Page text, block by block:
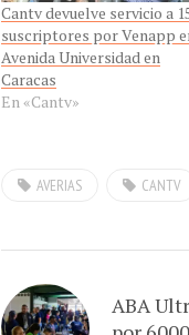
Cantv devuelve servicio a
suscriptores por Venapp
Avenida Universidad en
Caracas
En «Cantv»
AVERIAS CANTV
ABA